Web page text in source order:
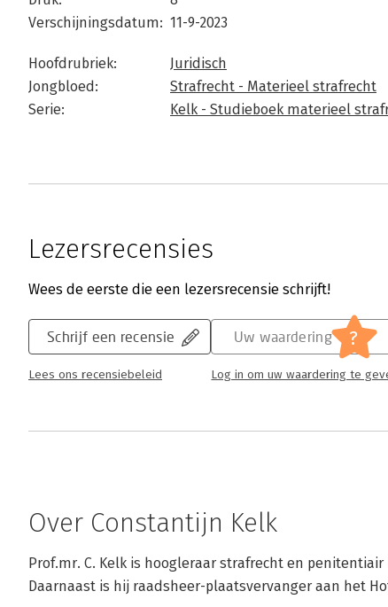
Verschijningsdatum: 11-9-2023
Hoofdrubriek:
Juridisch
Jongbloed:
Strafrecht - Materieel strafrecht
Serie:
Kelk - Studieboek materieel
Lezersrecensies
Wees de eerste die een lezersrecensie schrijft!
Schrijf een recensie
Lees ons recensiebeleid
Uw waardering ?
Log in om uw waardering te
Over Constantijn Kelk
Prof.mr. C. Kelk is hoogleraar strafrecht en
Daarnaast is hij raadsheer-plaatsvervanger aan het